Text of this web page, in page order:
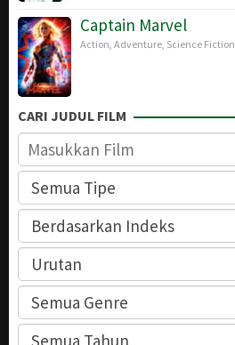
Captain Marvel
Action Adventure Science Fiction
CARI JUDUL FILM